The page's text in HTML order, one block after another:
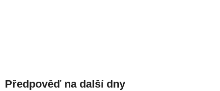
Předpověď na další dny